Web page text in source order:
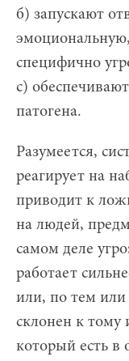
б) запускают
специфично
с)
патогена.
Разумеется,
реагирует на
приводит к
на людей,
самом деле
работает
или, по тем
склонен к тому
который есть в